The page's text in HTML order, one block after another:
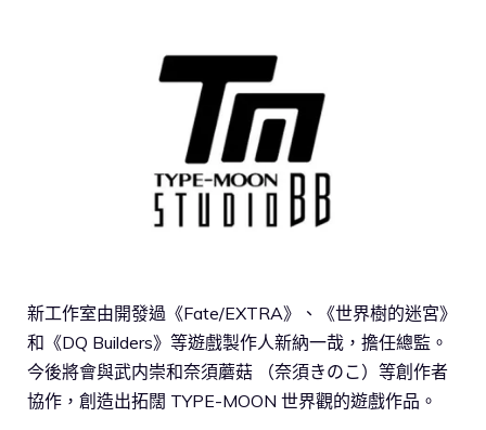
新工作室由開發過《Fate/EXTRA》、《世界樹的迷宮》
和《DQ Builders》等遊戲製作人新納一哉，擔任總監。
今後將會與武内崇和奈須蘑菇 （奈須きのこ）等創作者
協作，創造出拓闊 TYPE-MOON 世界觀的遊戲作品。